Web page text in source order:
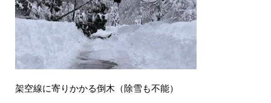
架空線に寄りかかる倒木（除雪も不能）